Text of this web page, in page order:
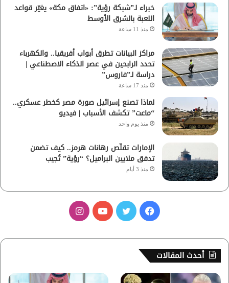
خبراء لـ”شبكة رؤية”: «اتفاق مكة» يغيّر قواعد
اللعبة بالشرق الأوسط
منذ 11 ساعة
مراكز البيانات تطرق أبواب أفريقيا.. والكهرباء
تحدد الرابحين في عصر الذكاء الاصطناعي |
دراسة لـ”فاروس”
منذ 17 ساعة
لماذا تصنع إسرائيل صورة مصر كخطر عسكري..
“ماعت” تكشف الأسباب | فيديو
منذ يوم واحد
الإمارات تقلّص رهانات هرمز.. كيف تضمن
تدفق ملايين البراميل؟ “رؤية” تُجيب
منذ 3 أيام
س
ب
ي
ت
أحدث المقالات